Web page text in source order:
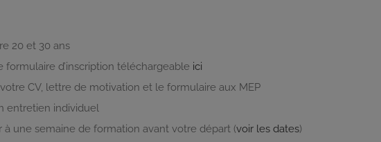
20 et 30 ans
formulaire d’inscription téléchargeable ici
CV, lettre de motivation et le formulaire aux MEP
entretien individuel
à une semaine de formation avant votre départ (voir les dates)